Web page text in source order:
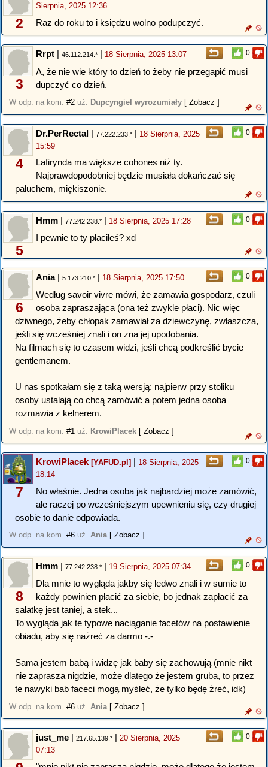
2
Sierpnia, 2025 12:36
Raz do roku to i księdzu wolno podupczyć.
0
3
Rrpt | 46.112.214.* | 18 Sierpnia, 2025 13:07
A, że nie wie który to dzień to żeby nie przegapić musi
dupczyć co dzień.
W odp. na kom. #2 uż. Dupcyngiel wyrozumiały [ Zobacz ]
0
4
Dr.PerRectal | 77.222.233.* | 18 Sierpnia, 2025
15:59
Lafirynda ma większe cohones niż ty.
Najprawdopodobniej będzie musiała dokańczać się
paluchem, miękiszonie.
0
5
Hmm | 77.242.238.* | 18 Sierpnia, 2025 17:28
I pewnie to ty płaciłeś? xd
0
6
Ania| 5.173.210.* | 18 Sierpnia, 2025 17:50
Według savoir vivre mówi, że zamawia gospodarz, czuli
osoba zapraszająca (ona też zwykle płaci). Nic więc
dziwnego, żeby chłopak zamawiał za dziewczynę, zwłaszcza,
jeśli się wcześniej znali i on zna jej upodobania.
Na filmach się to czasem widzi, jeśli chcą podkreślić bycie
gentlemanem.
U nas spotkałam się z taką wersją: najpierw przy stoliku
osoby ustalają co chcą zamówić a potem jedna osoba
rozmawia z kelnerem.
W odp. na kom. #1 uż. KrowiPlacek [ Zobacz ]
0
7
KrowiPlacek[YAFUD.pl] | 18 Sierpnia, 2025
18:14
No właśnie. Jedna osoba jak najbardziej może zamówić,
ale raczej po wcześniejszym upewnieniu się, czy drugiej
osobie to danie odpowiada.
W odp. na kom. #6 uż. Ania [ Zobacz ]
0
8
Hmm | 77.242.238.* | 19 Sierpnia, 2025 07:34
Dla mnie to wygląda jakby się ledwo znali i w sumie to
każdy powinien płacić za siebie, bo jednak zapłacić za
sałatkę jest taniej, a stek...
To wygląda jak te typowe naciąganie facetów na postawienie
obiadu, aby się nażreć za darmo -.-
Sama jestem babą i widzę jak baby się zachowują (mnie nikt
nie zaprasza nigdzie, może dlatego że jestem gruba, to przez
te nawyki bab faceci mogą myśleć, że tylko będę żreć, idk)
W odp. na kom. #6 uż. Ania [ Zobacz ]
0
just_me | 217.65.139.* | 20 Sierpnia, 2025
07:13